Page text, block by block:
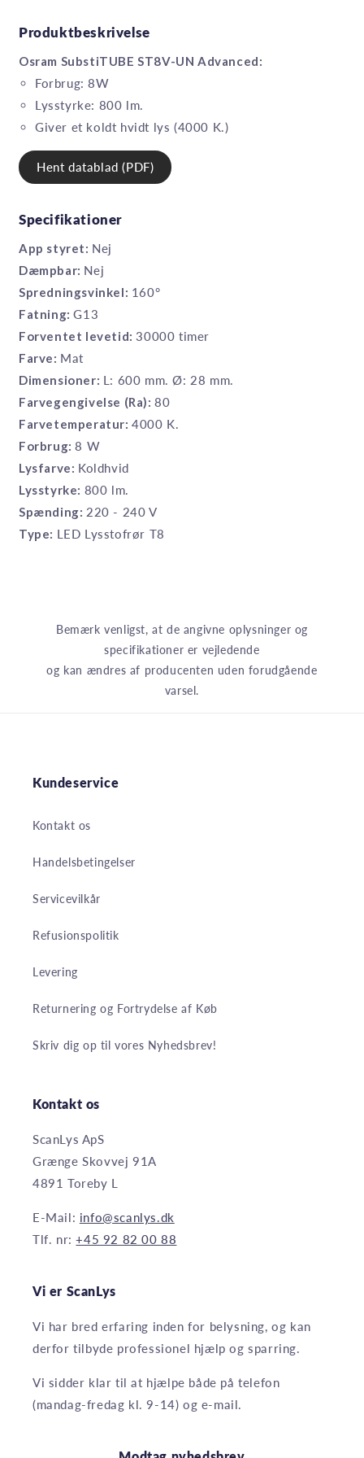
Produktbeskrivelse
Osram SubstiTUBE ST8V-UN Advanced:
Forbrug: 8W
Lysstyrke: 800 lm.
Giver et koldt hvidt lys (4000 K.)
Hent datablad (PDF)
Specifikationer
App styret: Nej
Dæmpbar: Nej
Spredningsvinkel: 160°
Fatning:G13
Forventet levetid:30000 timer
Farve: Mat
Dimensioner: L: 600 mm. Ø: 28 mm.
Farvegengivelse (Ra):80
Farvetemperatur:4000 K.
Forbrug:8 W
Lysfarve: Koldhvid
Lysstyrke: 800 lm.
Spænding: 220 - 240 V
Type: LED Lysstofrør T8
Bemærk venligst, at de angivne oplysninger og
specifikationer er vejledende
og kan ændres af producenten uden forudgående
varsel.
Kundeservice
Kontakt os
Handelsbetingelser
Servicevilkår
Refusionspolitik
Levering
Returnering og Fortrydelse af Køb
Skriv dig op til vores Nyhedsbrev!
Kontakt os
ScanLys ApS
Grænge Skovvej 91A
4891 Toreby L
E-Mail: info@scanlys.dk
Tlf. nr:+45 92 82 00 88
Vi er ScanLys
Vi har bred erfaring inden for belysning, og kan
derfor tilbyde professionel hjælp og sparring.
Vi sidder klar til at hjælpe både på telefon
(mandag-fredag kl. 9-14) og e-mail.